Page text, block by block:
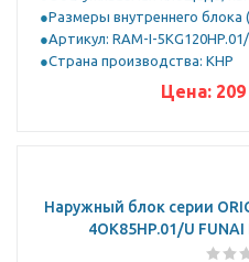
Размеры внутреннего блока
Артикул: RAM-I-
Страна производства: КНР
Цена:
Наружный блок серии
4OK85HP.01/U